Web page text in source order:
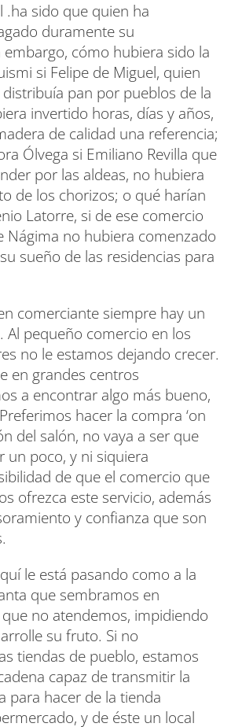
.ha sido que quien ha
duramente su
cómo hubiera sido la
si Felipe de Miguel, quien
pan por pueblos de la
invertido horas, días y años,
de calidad una referencia;
Ólvega si Emiliano Revilla que
por las aldeas, no hubiera
de los chorizos; o qué harían
Latorre, si de ese comercio
Nágima no hubiera comenzado
sueño de las residencias para
comerciante siempre hay un
Al pequeño comercio en los
no le estamos dejando crecer.
en grandes centros
a encontrar algo más bueno,
hacer la compra ‘on
del salón, no vaya a ser que
un poco, y ni siquiera
de que el comercio que
ofrezca este servicio, además
y confianza que son
le está pasando como a la
que sembramos en
no atendemos, impidiendo
su fruto. Si no
tiendas de pueblo, estamos
capaz de transmitir la
para hacer de la tienda
y de éste un local